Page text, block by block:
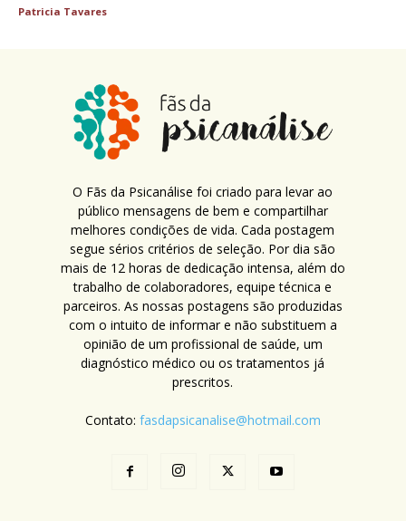
Patricia Tavares
O Fãs da Psicanálise foi criado para levar ao
público mensagens de bem e compartilhar
melhores condições de vida. Cada postagem
segue sérios critérios de seleção. Por dia são
mais de 12 horas de dedicação intensa, além do
trabalho de colaboradores, equipe técnica e
parceiros. As nossas postagens são produzidas
com o intuito de informar e não substituem a
opinião de um profissional de saúde, um
diagnóstico médico ou os tratamentos já
prescritos.
Contato: fasdapsicanalise@hotmail.com